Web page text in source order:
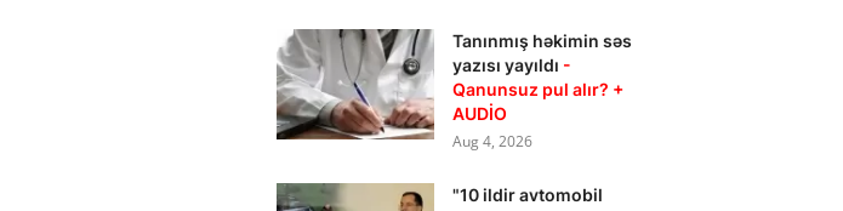
Tanınmış həkimin səs
yazısı yayıldı -
Qanunsuz pul alır? +
AUDİO
Aug 4, 2026
"10 ildir avtomobil